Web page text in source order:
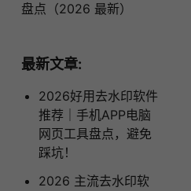
盘点（2026 最新）
最新文章:
2026好用去水印软件
推荐｜手机APP电脑
网页工具盘点，避免
踩坑！
2026 主流去水印软